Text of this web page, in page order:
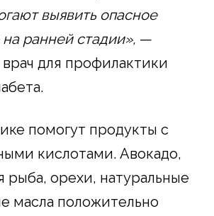
выявить опасное
ранней стадии», —
для профилактики
помогут продукты с
кислотами. Авокадо,
рыба, орехи, натуральные
масла положительно